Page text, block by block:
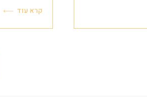
קרא עוד